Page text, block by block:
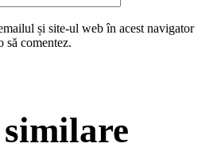
și site-ul web în acest navigator
să comentez.